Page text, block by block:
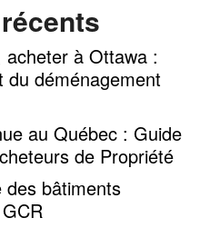
à Ottawa :
du déménagement
au Québec : Guide
de Propriété
des bâtiments